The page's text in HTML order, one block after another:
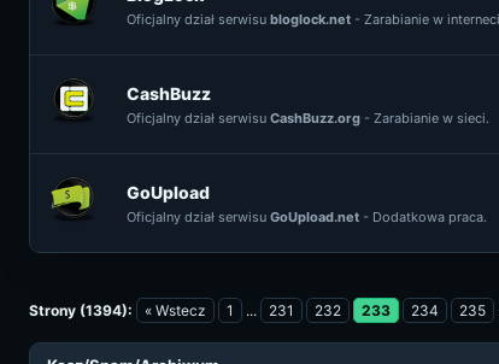
Oficjalny dział serwisu bloglock.net - Zarabianie w
CashBuzz
Oficjalny dział serwisu CashBuzz.org - Zarabianie w sieci.
GoUpload
Oficjalny dział serwisu GoUpload.net - Dodatkowa praca.
Strony (1394): « Wstecz 1 ... 231 232 233 234 235